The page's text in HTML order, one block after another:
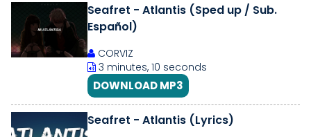
Seafret - Atlantis (Sped up / Sub.
Español)
CORVIZ
3 minutes, 10 seconds
DOWNLOAD MP3
Seafret - Atlantis (Lyrics)